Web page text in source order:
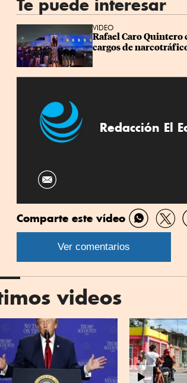
Te puede interesar
VIDEO
Rafael Caro Quintero
cargos de
Redacción El
Comparte este vídeo
Compartir
por
por
Ver comentarios
videos